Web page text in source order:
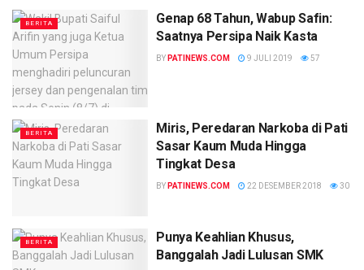
BERITA
Genap 68 Tahun, Wabup Safin:
Saatnya Persipa Naik Kasta
BY PATINEWS.COM 9 JULI 2019 57
BERITA
Miris, Peredaran Narkoba di Pati
Sasar Kaum Muda Hingga
Tingkat Desa
BY PATINEWS.COM 22 DESEMBER 2018 30
BERITA
Punya Keahlian Khusus,
Banggalah Jadi Lulusan SMK